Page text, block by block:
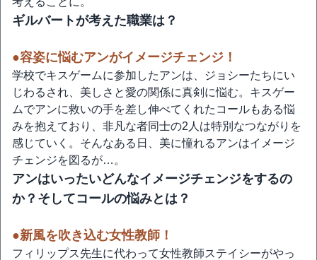
ギルバートが考えた職業は？
●容姿に悩むアンがイメージチェンジ！
学校でキスゲームに参加したアンは、ジョシーたちにい
じわるされ、美しさと愛の関係に真剣に悩む。キスゲー
ムでアンに救いの手を差し伸べてくれたコールもある悩
みを抱えており、非凡な者同士の2人は特別なつながりを
感じていく。そんなある日、美に憧れるアンはイメージ
チェンジを図るが…。
アンはいったいどんなイメージチェンジをするの
か？そしてコールの悩みとは？
●新風を吹き込む女性教師！
フィリップス先生に代わって女性教師ステイシーがやっ